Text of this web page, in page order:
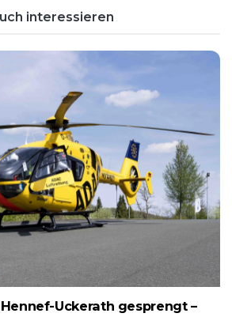
interessieren
Uckerath gesprengt –